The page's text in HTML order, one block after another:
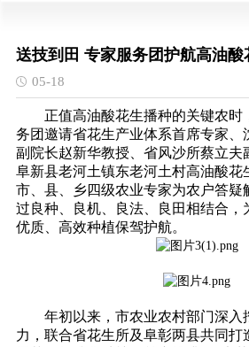
送技到田 专家服务团护航高油酸
05-18
正值高油酸花生播种的关键农时
务团邀请省花生产业体系首席专家、
副院长赵新华教授、省风沙所蔡立夫
阜新县老河土镇东老河土村高油酸花
市、县、乡四级农业专家为农户答疑
过良种、良机、良法、良田相结合，
优质、高效种植保驾护航。
年初以来，市农业农村部门深入
力，联合省花生所及阜彰两县共同打